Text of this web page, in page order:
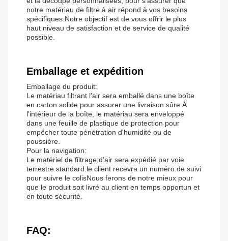
notre matériau de filtre à air répond à vos besoins
spécifiques.Notre objectif est de vous offrir le plus
haut niveau de satisfaction et de service de qualité
possible.
Emballage et expédition
Emballage du produit:
Le matériau filtrant l'air sera emballé dans une boîte
en carton solide pour assurer une livraison sûre.À
l'intérieur de la boîte, le matériau sera enveloppé
dans une feuille de plastique de protection pour
empêcher toute pénétration d'humidité ou de
poussière.
Pour la navigation:
Le matériel de filtrage d'air sera expédié par voie
terrestre standard.le client recevra un numéro de suivi
pour suivre le colisNous ferons de notre mieux pour
que le produit soit livré au client en temps opportun et
en toute sécurité.
FAQ: